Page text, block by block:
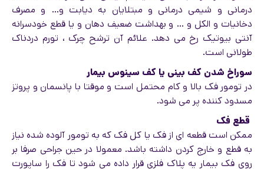
درمانی و شیمی درمانی و مبتلایان به دیابت و… و مصرف
دخانیات و الکل و … و بهداشت ضعیف دهان و یا قطع خودسرانه
آنتی بیوتیک رخ می دهد. علائم آن ترشح چرک ، تورم دردناک
طولانی است.
سوراخ شدن کف بینی یا کف سینوس بیمار
در تومور فک بالا و کام محتمل است و موقتا با پانسمان و پروتز
مسدود کننده پر می شود.
قطع فک
ممکن است قطعه ای از فک یا کل فک که به تومور آلوده شده نیاز
به قطع و خارج کردن داشته باشد. معمولا در حین جراحی صرفا بر
روی فک بیمار یه پلاک فلزی قرار داده می شود تا فک را ساپورت